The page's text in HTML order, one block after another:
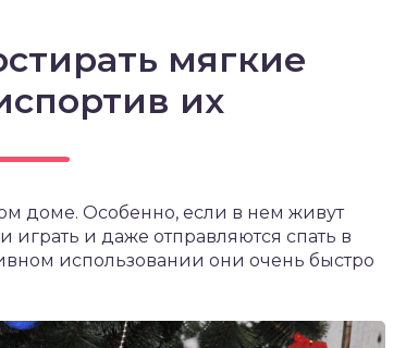
мягкие
их
доме. Особенно, если в нем живут
и даже отправляются спать в
использовании они очень быстро